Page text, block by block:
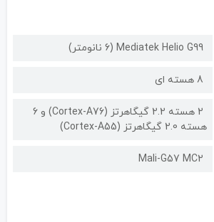
Mediatek Helio G99 (6 نانومتر)
8 هسته ای
2 هسته 2.2 گیگاهرتز (Cortex-A76) و 6
هسته 2.0 گیگاهرتز (Cortex-A55)
Mali-G57 MC2